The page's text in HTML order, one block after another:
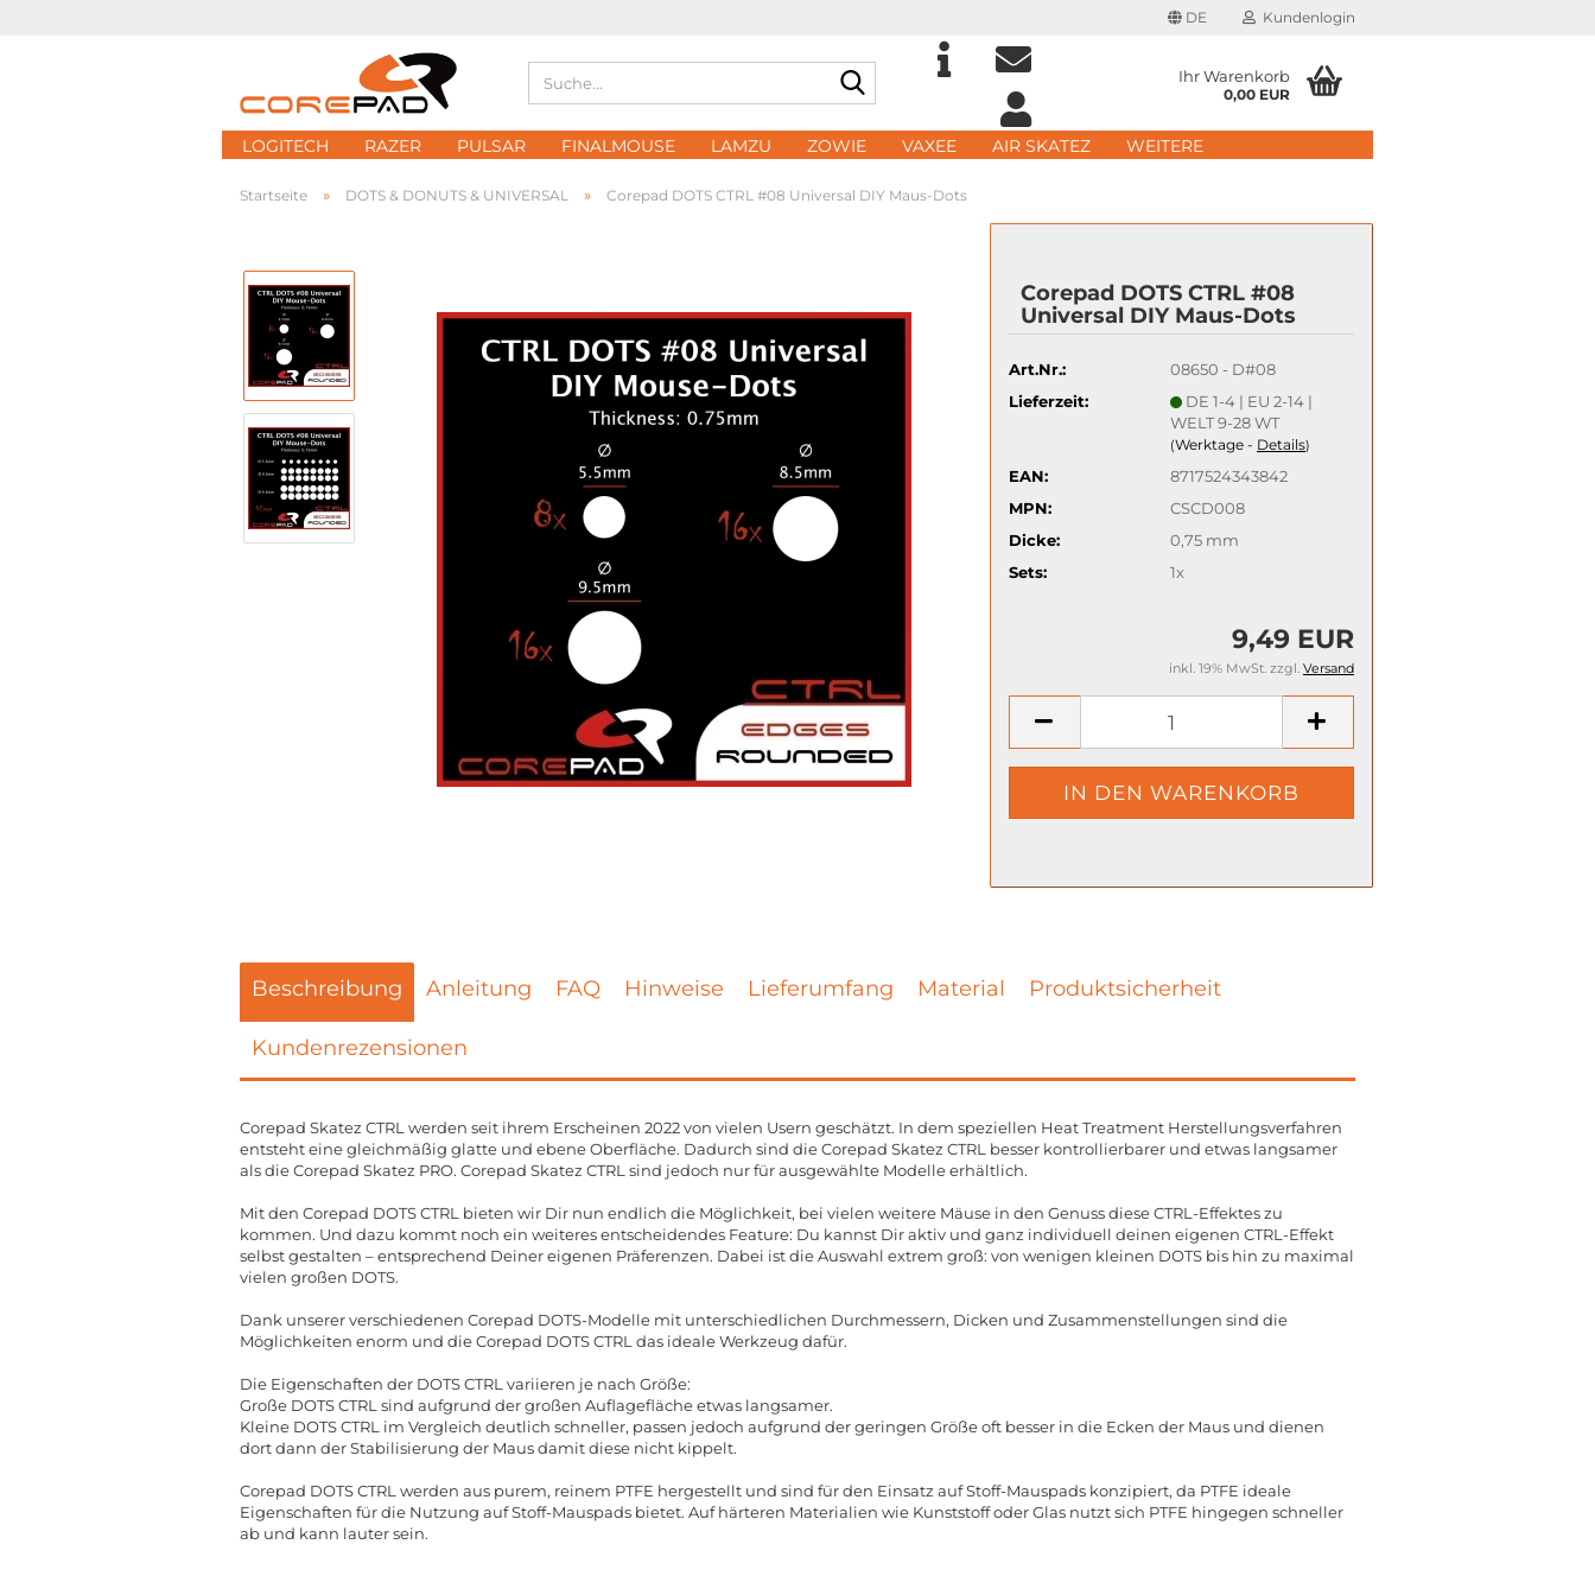
DE
Sprache auswählen
Lieferland
Kundenlogin
E-Mail
Passwort vergessen?
Schnelle Anmeldung mit
Ihr Warenkorb
0,00 EUR
LOGITECH RAZER PULSAR FINALMOUSE LAMZU ZOWIE VAXEE AIR SKATEZ WEITERE
Startseite » DOTS & DONUTS & UNIVERSAL » Corepad DOTS CTRL #08 Universal DIY Maus-Dots
Corepad DOTS CTRL #08
Universal DIY Maus-Dots
Art.Nr.:
08650 - D#08
Lieferzeit:
DE 1-4 | EU 2-14 |
WELT 9-28 WT
(Werktage - Details)
EAN:
8717524343842
MPN:
CSCD008
Dicke:
0,75 mm
Sets:
1x
9,49 EUR
inkl. 19% MwSt. zzgl. Versand
Beschreibung Anleitung FAQ Hinweise Lieferumfang Material Produktsicherheit
Kundenrezensionen
Corepad Skatez CTRL werden seit ihrem Erscheinen 2022 von vielen Usern geschätzt. In dem speziellen Heat Treatment Herstellungsverfahren
entsteht eine gleichmäßig glatte und ebene Oberfläche. Dadurch sind die Corepad Skatez CTRL besser kontrollierbarer und etwas langsamer
als die Corepad Skatez PRO. Corepad Skatez CTRL sind jedoch nur für ausgewählte Modelle erhältlich.
Mit den Corepad DOTS CTRL bieten wir Dir nun endlich die Möglichkeit, bei vielen weitere Mäuse in den Genuss diese CTRL-Effektes zu
kommen. Und dazu kommt noch ein weiteres entscheidendes Feature: Du kannst Dir aktiv und ganz individuell deinen eigenen CTRL-Effekt
selbst gestalten – entsprechend Deiner eigenen Präferenzen. Dabei ist die Auswahl extrem groß: von wenigen kleinen DOTS bis hin zu maximal
vielen großen DOTS.
Dank unserer verschiedenen Corepad DOTS-Modelle mit unterschiedlichen Durchmessern, Dicken und Zusammenstellungen sind die
Möglichkeiten enorm und die Corepad DOTS CTRL das ideale Werkzeug dafür.
Die Eigenschaften der DOTS CTRL variieren je nach Größe:
Große DOTS CTRL sind aufgrund der großen Auflagefläche etwas langsamer.
Kleine DOTS CTRL im Vergleich deutlich schneller, passen jedoch aufgrund der geringen Größe oft besser in die Ecken der Maus und dienen
dort dann der Stabilisierung der Maus damit diese nicht kippelt.
Corepad DOTS CTRL werden aus purem, reinem PTFE hergestellt und sind für den Einsatz auf Stoff-Mauspads konzipiert, da PTFE ideale
Eigenschaften für die Nutzung auf Stoff-Mauspads bietet. Auf härteren Materialien wie Kunststoff oder Glas nutzt sich PTFE hingegen schneller
ab und kann lauter sein.